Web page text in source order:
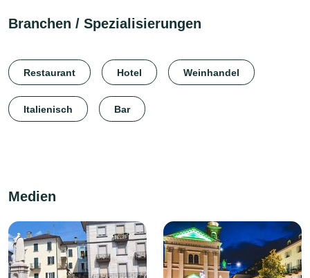
Branchen / Spezialisierungen
Restaurant Hotel Weinhandel
Italienisch Bar
Medien